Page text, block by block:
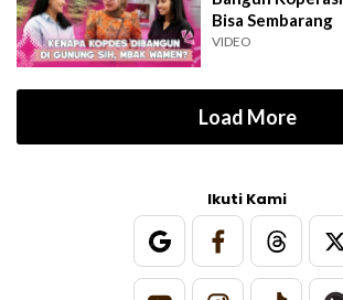
Bisa Sembarang
VIDEO
Load More
Ikuti Kami